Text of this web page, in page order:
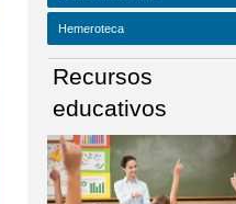
Hemeroteca
Recursos
educativos